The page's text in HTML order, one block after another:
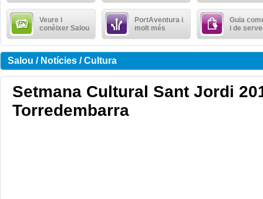
Veure i
conèixer Salou
PortAventura i
molt més
Guia
i de
Salou / Notícies / Cultura
Setmana Cultural Sant Jordi
Torredembarra